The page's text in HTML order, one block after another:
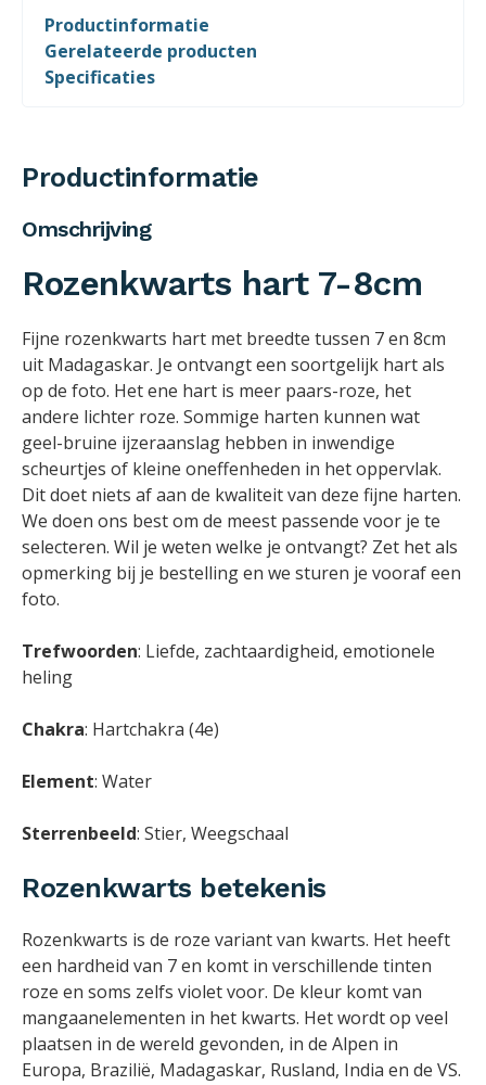
Productinformatie
Gerelateerde producten
Specificaties
Productinformatie
Omschrijving
Rozenkwarts hart 7-8cm
Fijne rozenkwarts hart met breedte tussen 7 en 8cm
uit Madagaskar. Je ontvangt een soortgelijk hart als
op de foto. Het ene hart is meer paars-roze, het
andere lichter roze. Sommige harten kunnen wat
geel-bruine ijzeraanslag hebben in inwendige
scheurtjes of kleine oneffenheden in het oppervlak.
Dit doet niets af aan de kwaliteit van deze fijne harten.
We doen ons best om de meest passende voor je te
selecteren. Wil je weten welke je ontvangt? Zet het als
opmerking bij je bestelling en we sturen je vooraf een
foto.
Trefwoorden: Liefde, zachtaardigheid, emotionele
heling
Chakra: Hartchakra (4e)
Element: Water
Sterrenbeeld: Stier, Weegschaal
Rozenkwarts betekenis
Rozenkwarts is de roze variant van kwarts. Het heeft
een hardheid van 7 en komt in verschillende tinten
roze en soms zelfs violet voor. De kleur komt van
mangaanelementen in het kwarts. Het wordt op veel
plaatsen in de wereld gevonden, in de Alpen in
Europa, Brazilië, Madagaskar, Rusland, India en de VS.